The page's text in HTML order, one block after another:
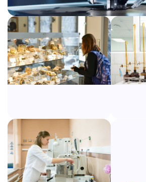
процессов и схем обогащения
сырья. Имеет большой опыт
исследовательской, учебно-
экспертной работы,
на обогатительных фабриках,
российских и международных
аспирантов, а также опыт
деятельности.